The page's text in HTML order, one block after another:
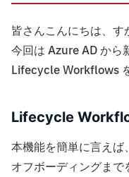
皆さんこんにちは、す
今回は Azure AD から
Lifecycle Workflows
Lifecycle
本機能を簡単に言え
オフボーディングま